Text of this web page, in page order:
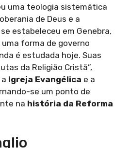
uma teologia sistemática
de Deus e a
estabeleceu em Genebra,
forma de governo
é estudada hoje. Suas
da Religião Cristã”,
Igreja Evangélica e a
se um ponto de
na história da Reforma